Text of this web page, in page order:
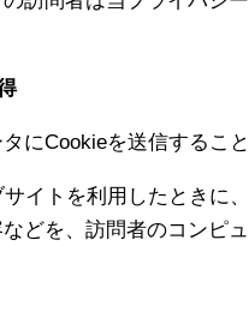
にCookieを送信すること
イトを利用したときに
どを、訪問者のコンピ